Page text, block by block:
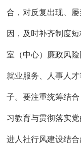
合，对反复出现、
因，及时补齐制度
室（中心）廉政风
就业服务、人事人
子。要注重统筹结
习教育与贯彻落实
进人社行风建设结